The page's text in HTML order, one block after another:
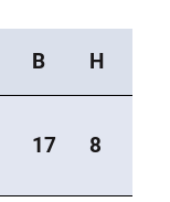
B H
17 8